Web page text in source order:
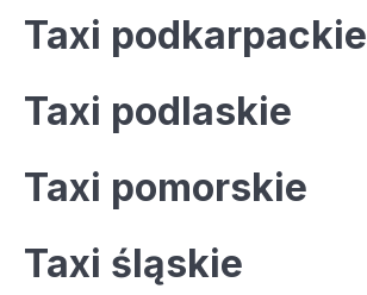
Taxi podkarpackie
Taxi podlaskie
Taxi pomorskie
Taxi śląskie